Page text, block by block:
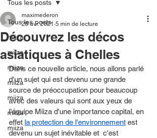
Tous les posts
miiza
miiza
miiza
miiza
miiza
miiza
miiza
Tous les posts
Découvrez les décos
asiatiques à Chelles
maximederon
28 avr. 2021 5 min de lecture
Dans ce nouvelle article, nous allons parlé
d'un sujet qui est devenu une grande
source de préoccupation pour beaucoup
avec des valeurs qui sont aux yeux de
l'équipe Miiza d'une importance capital, en
effet la protection de l'environnement est
devenu un sujet inévitable et  c'est